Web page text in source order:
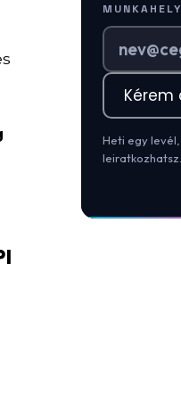
Kérem
Heti egy
leiratkozhatsz.